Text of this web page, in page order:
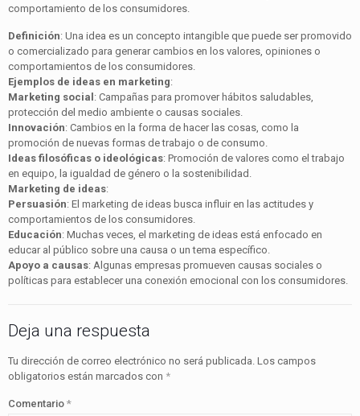
comportamiento de los consumidores.
Definición: Una idea es un concepto intangible que puede ser promovido
o comercializado para generar cambios en los valores, opiniones o
comportamientos de los consumidores.
Ejemplos de ideas en marketing:
Marketing social: Campañas para promover hábitos saludables,
protección del medio ambiente o causas sociales.
Innovación: Cambios en la forma de hacer las cosas, como la
promoción de nuevas formas de trabajo o de consumo.
Ideas filosóficas o ideológicas: Promoción de valores como el trabajo
en equipo, la igualdad de género o la sostenibilidad.
Marketing de ideas:
Persuasión: El marketing de ideas busca influir en las actitudes y
comportamientos de los consumidores.
Educación: Muchas veces, el marketing de ideas está enfocado en
educar al público sobre una causa o un tema específico.
Apoyo a causas: Algunas empresas promueven causas sociales o
políticas para establecer una conexión emocional con los consumidores.
Deja una respuesta
Tu dirección de correo electrónico no será publicada. Los campos
obligatorios están marcados con *
Comentario *